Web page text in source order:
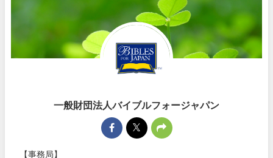
一般財団法人バイブルフォージャパン
【事務局】